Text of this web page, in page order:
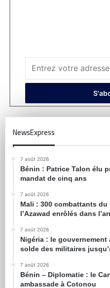
NewsExpress
7 août 2026
Bénin : Patrice Talon élu
mandat de cinq ans
7 août 2026
Mali : 300 combattants
l’Azawad enrôlés dans
7 août 2026
Nigéria : le
solde des militaires
7 août 2026
Bénin – Diplomatie : le
ambassade à Cotonou